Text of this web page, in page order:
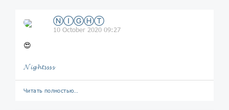
ⓃⒾⒼⒽⓉ
10 October 2020 09:27
😍
𝓝𝓲𝓰𝓱𝓽𝓼𝓼𝓼𝓼
Читать полностью…